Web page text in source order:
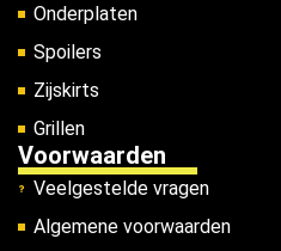
Onderplaten
Spoilers
Zijskirts
Grillen
Voorwaarden
Veelgestelde vragen
Algemene voorwaarden